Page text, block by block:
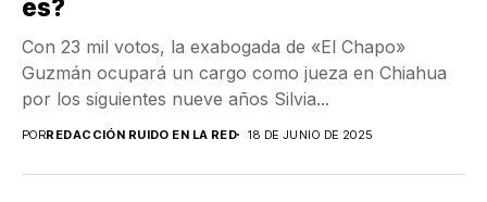
es?
Con 23 mil votos, la exabogada de «El Chapo»
Guzmán ocupará un cargo como jueza en Chiahua
por los siguientes nueve años Silvia...
PORREDACCIÓN RUIDO EN LA RED 18 DE JUNIO DE 2025